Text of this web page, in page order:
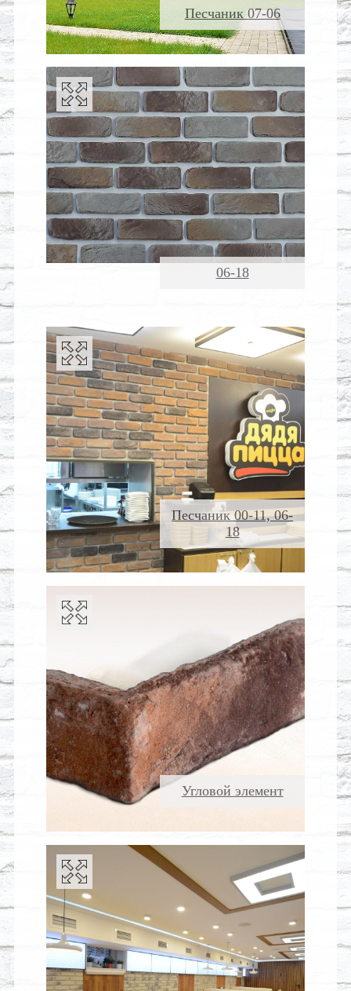
Песчаник 07-06
06-18
Песчаник 00-11, 06-
18
Угловой элемент